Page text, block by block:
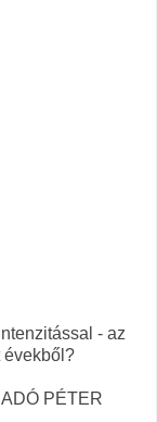
- az
évekből?
PÉTER